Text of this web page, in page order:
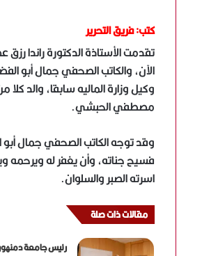
كتب: فريق التحرير
تقدمت الأستاذة الدكتورة راندا
الآن، والكاتب الصحفي جمال أبو
وكيل وزارة الماليه سابقا، والد
مصطفي الحبشي.
وقد توجه الكاتب الصحفي جمال أبو
فسيح جناته، وأن يغفر له ويرحمه
اسرته الصبر والسلوان.
مقالات ذات صلة
رئيس جامعة دمنهور